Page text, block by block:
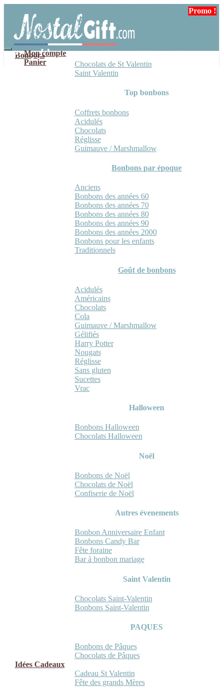
navigation
contenu
Mon compte
Panier
Bonbons
Chocolats de St Valentin
Saint Valentin
Top bonbons
Coffrets bonbons
Acidulés
Chocolats
Réglisse
Guimauve / Marshmallow
Bonbons par époque
Anciens
Bonbons des années 60
Bonbons des années 70
Bonbons des années 80
Bonbons des années 90
Bonbons des années 2000
Bonbons pour les enfants
Traditionnels
Goût de bonbons
Acidulés
Américains
Chocolats
Cola
Guimauve / Marshmallow
Gélifiés
Harry Potter
Nougats
Réglisse
Sans gluten
Sucettes
Vrac
Halloween
Bonbons Halloween
Chocolats Halloween
Noël
Bonbons de Noël
Chocolats de Noël
Confiserie de Noël
Autres évenements
Bonbon Anniversaire Enfant
Bonbons Candy Bar
Fête foraine
Bar à bonbon mariage
Saint Valentin
Chocolats Saint-Valentin
Bonbons Saint-Valentin
PAQUES
Bonbons de Pâques
Chocolats de Pâques
Idées Cadeaux
Cadeau St Valentin
Fête des grands Mères
Promo !